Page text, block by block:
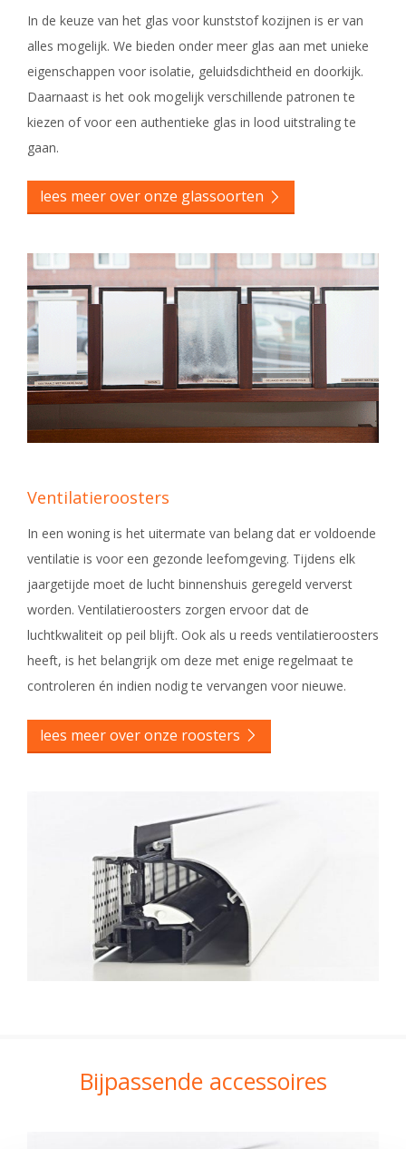
In de keuze van het glas voor kunststof kozijnen is er van
alles mogelijk. We bieden onder meer glas aan met unieke
eigenschappen voor isolatie, geluidsdichtheid en doorkijk.
Daarnaast is het ook mogelijk verschillende patronen te
kiezen of voor een authentieke glas in lood uitstraling te
gaan.
lees meer over onze glassoorten
Ventilatieroosters
In een woning is het uitermate van belang dat er voldoende
ventilatie is voor een gezonde leefomgeving. Tijdens elk
jaargetijde moet de lucht binnenshuis geregeld ververst
worden. Ventilatieroosters zorgen ervoor dat de
luchtkwaliteit op peil blijft. Ook als u reeds ventilatieroosters
heeft, is het belangrijk om deze met enige regelmaat te
controleren én indien nodig te vervangen voor nieuwe.
lees meer over onze roosters
Bijpassende accessoires